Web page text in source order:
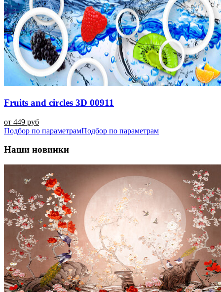
Fruits and circles 3D 00911
от 449 руб
Подбор по параметрамПодбор по параметрам
Наши новинки